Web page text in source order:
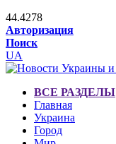
44.4278
Авторизация
Поиск
UA
ВСЕ РАЗДЕЛЫ
Главная
Украина
Город